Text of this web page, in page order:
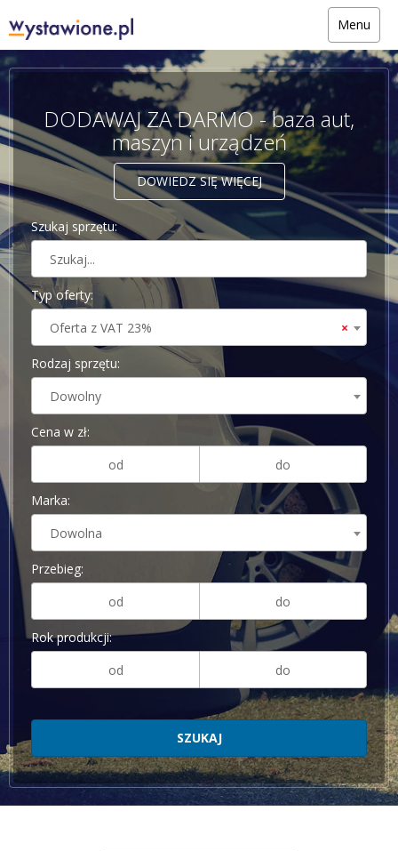
Menu
DODAWAJ ZA DARMO - baza aut,
maszyn i urządzeń
DOWIEDZ SIĘ WIĘCEJ
Szukaj sprzętu:
Typ oferty:
×
Oferta z VAT 23%
Rodzaj sprzętu:
Dowolny
Cena w zł:
Marka:
Dowolna
Przebieg:
Rok produkcji: